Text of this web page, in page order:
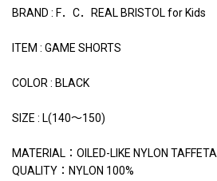
BRAND : F．C．REAL BRISTOL for Kids
ITEM : GAME SHORTS
COLOR : BLACK
SIZE : L(140〜150)
MATERIAL：OILED-LIKE NYLON TAFFETA
QUALITY：NYLON 100%